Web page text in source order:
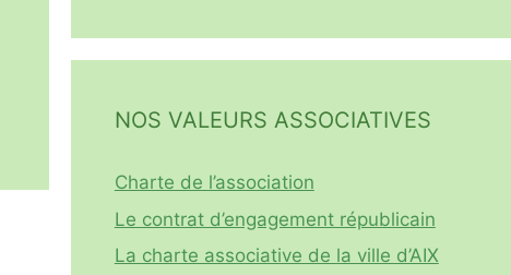
NOS VALEURS ASSOCIATIVES
Charte de l’association
Le contrat d’engagement républicain
La charte associative de la ville d’AIX